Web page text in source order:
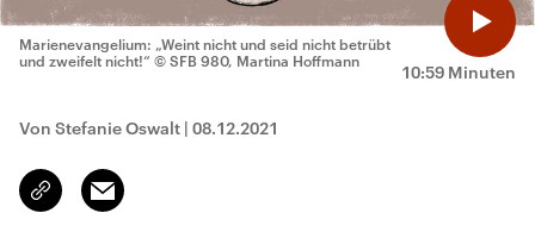
10:59 Minuten
Marienevangelium: „Weint nicht und seid nicht betrübt
und zweifelt nicht!“ © SFB 980, Martina Hoffmann
Von Stefanie Oswalt | 08.12.2021
Link
kopieren/teilen
Email